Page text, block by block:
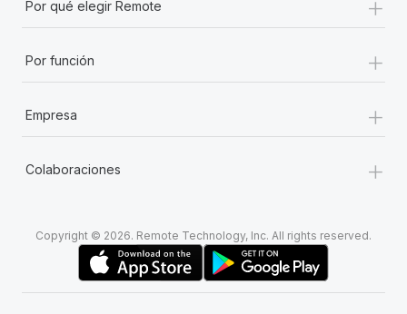
Por qué elegir Remote
Por función +
Empresa +
Colaboraciones +
Copyright © 2026. Remote Technology, Inc. All rights reserved.